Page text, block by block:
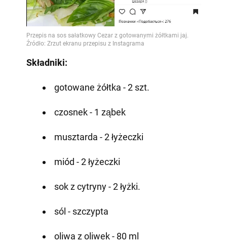
Video
Składniki:
gotowane żółtka - 2 szt.
czosnek - 1 ząbek
musztarda - 2 łyżeczki
miód - 2 łyżeczki
sok z cytryny - 2 łyżki.
sól - szczypta
oliwa z oliwek - 80 ml